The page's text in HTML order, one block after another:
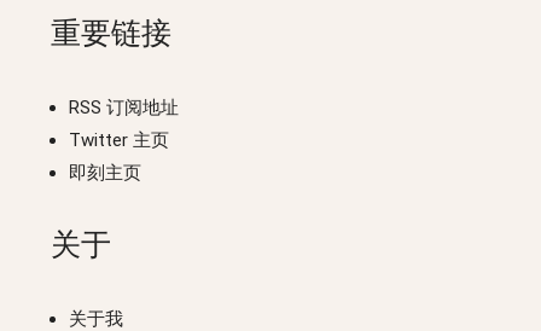
重要链接
RSS 订阅地址
Twitter 主页
即刻主页
关于
关于我